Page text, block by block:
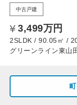
中古戸建
3,499万円
2SLDK / 90.05㎡ /
グリーンライン東山